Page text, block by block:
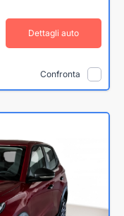
Dettagli auto
Confronta